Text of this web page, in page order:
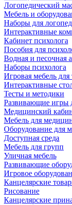
Логопедический
Мебель и
Наборы для
Интерактивные
Кабинет психолога
Пособия для
Водная и песочная
Наборы психолога
Игровая мебель для
Интерактивные
Тесты и методики
Развивающие игры
Медицинский
Мебель для
Оборудование для
Доступная среда
Мебель для групп
Уличная мебель
Развивающие
Игровое
Канцелярские
Рисование
Канцелярские